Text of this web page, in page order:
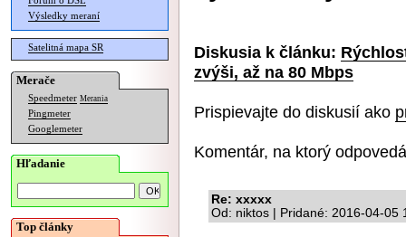
Výsledky meraní
Satelitná mapa SR
Merače
Speedmeter Merania
Pingmeter
Googlemeter
Hľadanie
Top články
Diskusia k článku:
zvýši, až na 80 Mbps
Prispievajte do diskusií ako
Komentár, na ktorý
Re: xxxxx
Od: niktos | Pridané: 2016-04-05